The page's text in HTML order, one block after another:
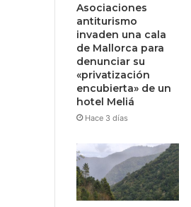
Asociaciones
antiturismo
invaden una cala
de Mallorca para
denunciar su
«privatización
encubierta» de un
hotel Meliá
Hace 3 días